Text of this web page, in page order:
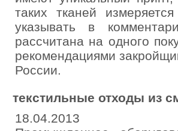
таких тканей
указывать в
рассчитана на одного
рекомендациями
России.
текстильные отходы из
18.04.2013